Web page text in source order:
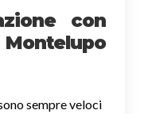
con
sempre veloci